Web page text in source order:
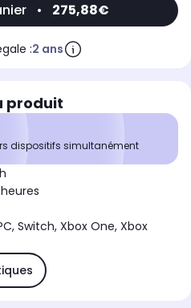
• 275,88€
:2 ans
produit
dispositifs simultanément
Switch, Xbox One, Xbox